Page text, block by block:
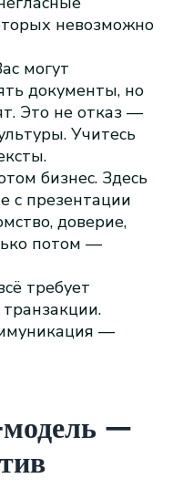
невозможно
могут
документы, но
Это не отказ —
Учитесь
бизнес. Здесь
с презентации
доверие,
потом —
требует
—
модель —